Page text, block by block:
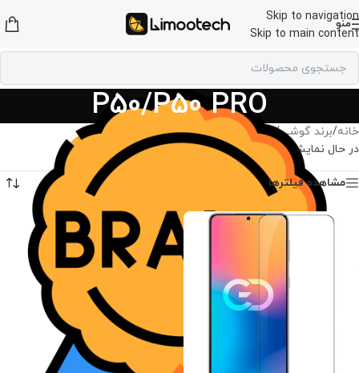
Skip to navigation
Skip to main content
منو
P50/P50 PRO
خانه/برند گوشی/لوازم جانبی هوآوی/
P50/P50 PRO
در حال نمایش یک نتیجه
مشاهده فیلترها